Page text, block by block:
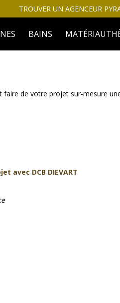
TROUVER UN AGENCEUR
BAINS
de votre projet sur-mesure
avec DCB DIEVART